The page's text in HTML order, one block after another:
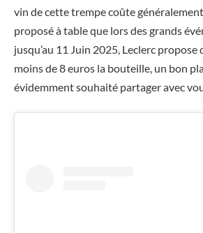
vin de cette trempe coûte généralement
proposé à table que lors des grands
jusqu’au 11 Juin 2025, Leclerc
moins de 8 euros la bouteille, un bon
évidemment souhaité partager avec